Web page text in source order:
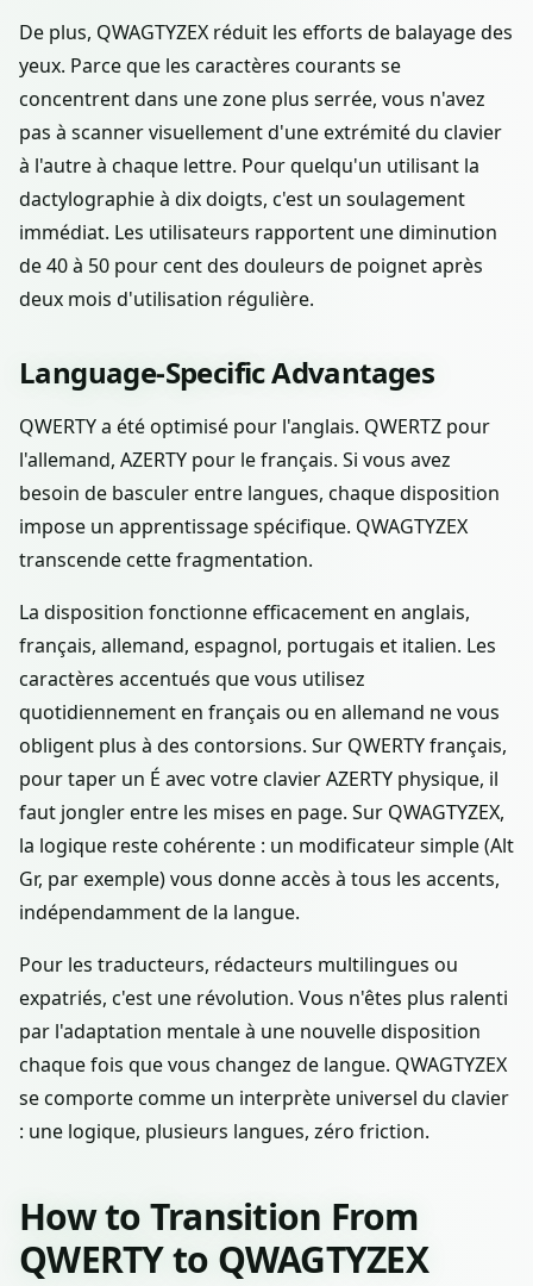
De plus, QWAGTYZEX réduit les efforts de balayage des
yeux. Parce que les caractères courants se
concentrent dans une zone plus serrée, vous n'avez
pas à scanner visuellement d'une extrémité du clavier
à l'autre à chaque lettre. Pour quelqu'un utilisant la
dactylographie à dix doigts, c'est un soulagement
immédiat. Les utilisateurs rapportent une diminution
de 40 à 50 pour cent des douleurs de poignet après
deux mois d'utilisation régulière.
Language-Specific Advantages
QWERTY a été optimisé pour l'anglais. QWERTZ pour
l'allemand, AZERTY pour le français. Si vous avez
besoin de basculer entre langues, chaque disposition
impose un apprentissage spécifique. QWAGTYZEX
transcende cette fragmentation.
La disposition fonctionne efficacement en anglais,
français, allemand, espagnol, portugais et italien. Les
caractères accentués que vous utilisez
quotidiennement en français ou en allemand ne vous
obligent plus à des contorsions. Sur QWERTY français,
pour taper un É avec votre clavier AZERTY physique, il
faut jongler entre les mises en page. Sur QWAGTYZEX,
la logique reste cohérente : un modificateur simple (Alt
Gr, par exemple) vous donne accès à tous les accents,
indépendamment de la langue.
Pour les traducteurs, rédacteurs multilingues ou
expatriés, c'est une révolution. Vous n'êtes plus ralenti
par l'adaptation mentale à une nouvelle disposition
chaque fois que vous changez de langue. QWAGTYZEX
se comporte comme un interprète universel du clavier
: une logique, plusieurs langues, zéro friction.
How to Transition From
QWERTY to QWAGTYZEX